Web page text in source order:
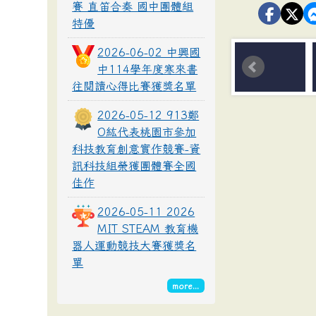
賽 直笛合奏 國中團體組
特優
2026-06-02 中興國
中114學年度寒來書
往閱讀心得比賽獲獎名單
2026-05-12 913鄭
O紘代表桃園市參加
科技教育創意實作競賽-資
訊科技組榮獲團體賽全國
佳作
2026-05-11 2026
MIT STEAM 教育機
器人運動競技大賽獲獎名
單
more...